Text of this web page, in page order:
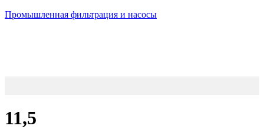
Промышленная фильтрация и насосы
11,5